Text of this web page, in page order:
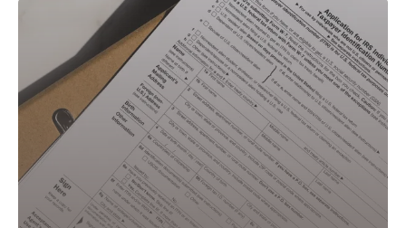
17 juillet 2026